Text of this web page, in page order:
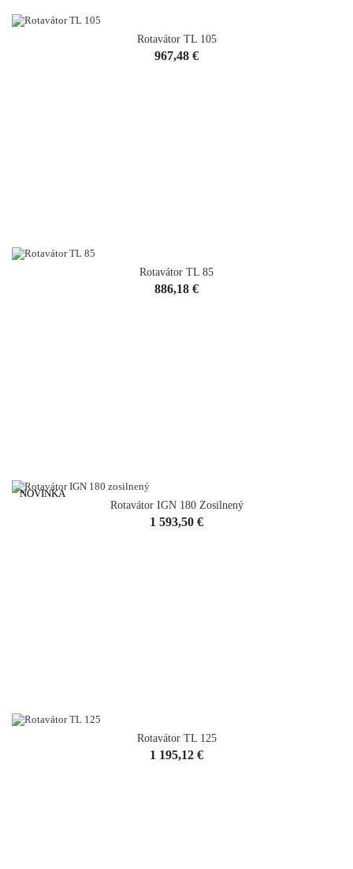
Rotavátor TL 105
Cena
967,48 €
Rotavátor TL 85
Cena
886,18 €
Rotavátor IGN 180 Zosilnený
Cena
1 593,50 €
NOVINKA
Rotavátor TL 125
Cena
1 195,12 €